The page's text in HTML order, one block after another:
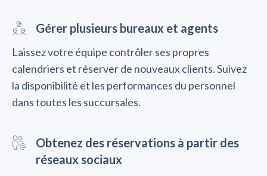
Gérer plusieurs bureaux et agents
Laissez votre équipe contrôler ses propres
calendriers et réserver de nouveaux clients. Suivez
la disponibilité et les performances du personnel
dans toutes les succursales.
Obtenez des réservations à partir des
réseaux sociaux